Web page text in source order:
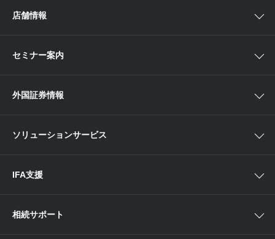
ETF・ETN・REIT
ラップサービス
新商品情報
取引ツール
各種お手続き
便利なサービス
当社サービスのご利用にあたって
店舗情報
近畿
セミナー案内
外国証券情報
ソリューションサービス
IFA支援
相続サポート